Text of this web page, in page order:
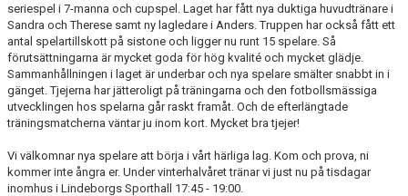
INBETALNING
PROFILKLÄDER
KFF FACEBOOK
MEDLEM INTRESSEANMÄLAN
seriespel i 7-manna och cupspel. Laget har fått nya duktiga huvudtränare i
Sandra och Therese samt ny lagledare i Anders. Truppen har också fått ett
antal spelartillskott på sistone och ligger nu runt 15 spelare. Så
förutsättningarna är mycket goda för hög kvalité och mycket glädje.
Sammanhållningen i laget är underbar och nya spelare smälter snabbt in i
gänget. Tjejerna har jätteroligt på träningarna och den fotbollsmässiga
utvecklingen hos spelarna går raskt framåt. Och de efterlängtade
träningsmatcherna väntar ju inom kort. Mycket bra tjejer!
Vi välkomnar nya spelare att börja i vårt härliga lag. Kom och prova, ni
kommer inte ångra er. Under vinterhalvåret tränar vi just nu på tisdagar
inomhus i Lindeborgs Sporthall 17:45 - 19:00.